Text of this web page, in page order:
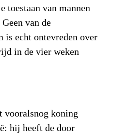
toestaan van mannen
van de
is echt ontevreden over
in de vier weken
koning
hij heeft de door